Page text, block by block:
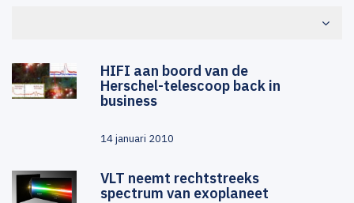
HIFI aan boord van de
Herschel-telescoop back in
business
14 januari 2010
VLT neemt rechtstreeks
spectrum van exoplaneet